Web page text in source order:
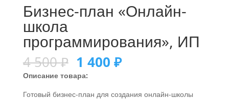
Бизнес-план «Онлайн-
школа
программирования», ИП
4 500₽ 1 400 ₽
Описание товара:
Готовый бизнес-план для создания онлайн-школы